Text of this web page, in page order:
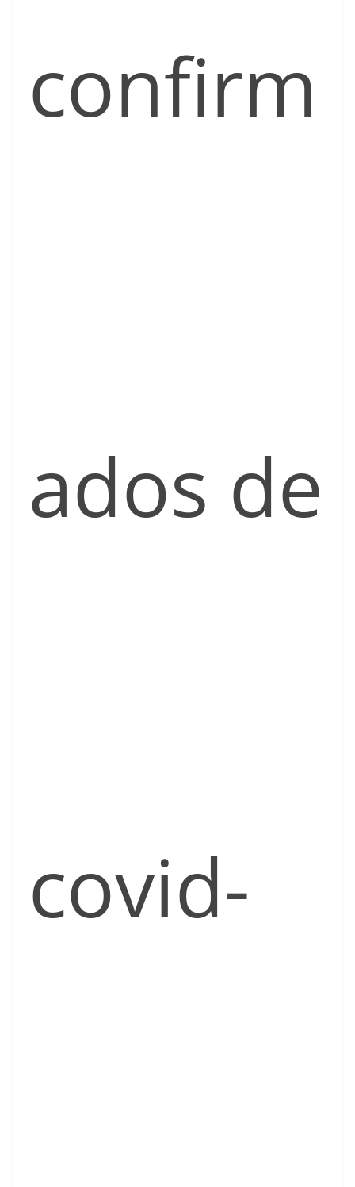
confirm
ados de
covid-